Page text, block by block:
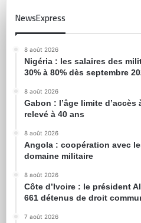
NewsExpress
8 août 2026
Nigéria : les salaires des
30% à 80% dès septembre
8 août 2026
Gabon : l’âge limite
relevé à 40 ans
8 août 2026
Angola : coopération avec
domaine militaire
8 août 2026
Côte d’Ivoire : le président
661 détenus de droit
7 août 2026